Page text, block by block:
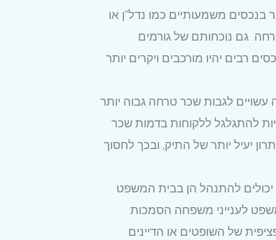
בנכסים משמעותיים כמו נדל"ן או
גם נוכחותם של גורמים
רבים יהיו מורכבים ויקרים יותר
עשויים לגבות שכר טרחה גבוה יותר
להתגלגל ללקוחות בדמות שכר
יעיל יותר של התיק, ובכך לחסוך
יכולים להתנהל הן בבית המשפט
לענייני משפחה הסמכות
של השופטים או הדיינים